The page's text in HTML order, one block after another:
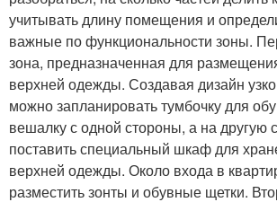
учитывать длину помещения и
важные по функциональности зоны.
зона, предназначенная для
верхней одежды. Создавая дизайн
можно запланировать тумбочку для
вешалку с одной стороны, а на другую
поставить специальный шкаф для
верхней одежды. Около входа в
разместить зонты и обувные щетки.